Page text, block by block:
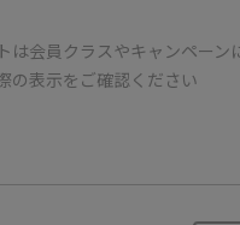
会員クラスやキャンペーン
の表示をご確認ください